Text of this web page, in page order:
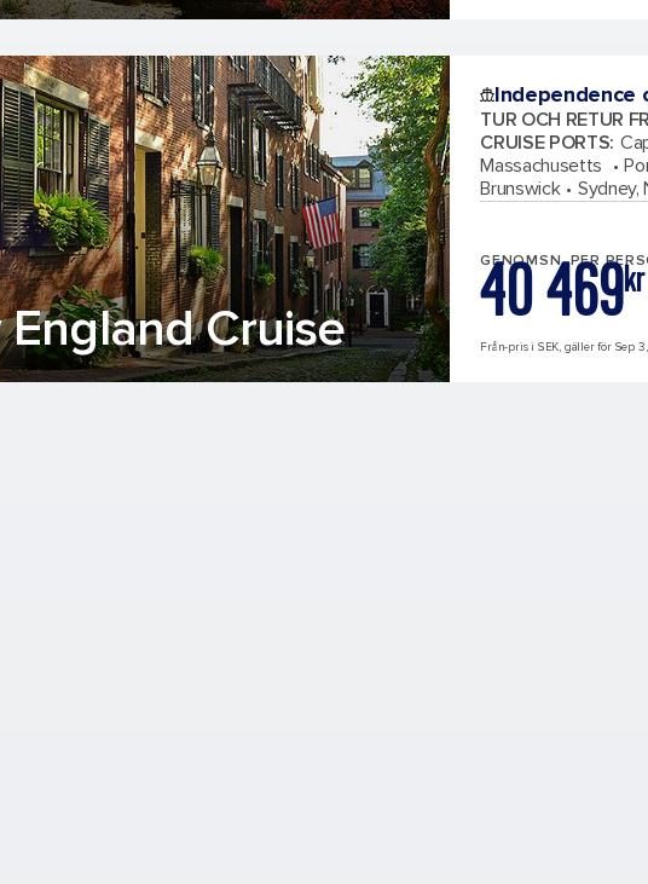
Cruise
Independence
TUR OCH RETUR
CRUISE PORTS:
Massachusetts
Brunswick
Sydney,
GENOMSN. PER kr
40 469
Från-pris i SEK, gäller för Sep